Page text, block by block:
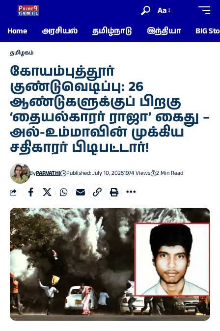
Aa
Home
அரசியல் தமிழ்நாடு இந்தியா BIG
தமிழகம்
கோயம்புத்தூர்
குண்டுவெடிப்பு: 26
ஆண்டுகளுக்குப் பிறகு
‘தையல்காரர் ராஜா’ கைது –
அல்-உம்மாவின் முக்கிய
சதிகாரர் பிடிபட்டார்!
ByPARVATHI Published: July 10, 20251974 Views 2 Min Read